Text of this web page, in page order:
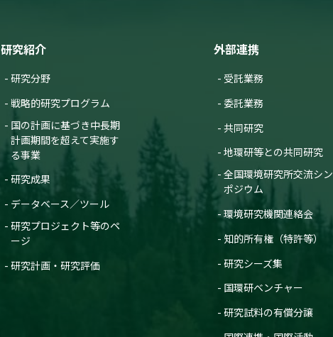
研究紹介
研究分野
戦略的研究プログラム
国の計画に基づき中長期
計画期間を超えて実施す
る事業
研究成果
データベース／ツール
研究プロジェクト等のペ
ージ
研究計画・研究評価
外部連携
受託業務
委託業務
共同研究
地環研等との共同研究
全国環境研究所交流シン
ポジウム
環境研究機関連絡会
知的所有権（特許等）
研究シーズ集
国環研ベンチャー
研究試料の有償分譲